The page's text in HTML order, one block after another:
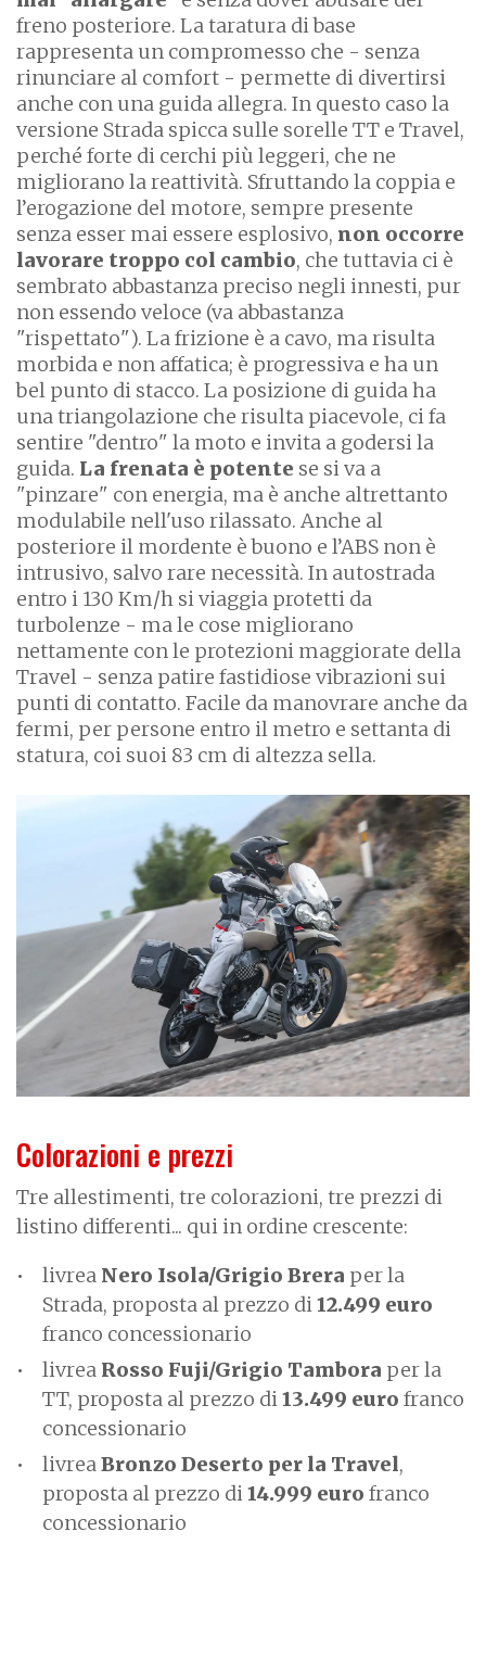
freno posteriore. La taratura di base
rappresenta un compromesso che - senza
rinunciare al comfort - permette di divertirsi
anche con una guida allegra. In questo caso la
versione Strada spicca sulle sorelle TT e Travel,
perché forte di cerchi più leggeri, che ne
migliorano la reattività. Sfruttando la coppia e
l’erogazione del motore, sempre presente
senza esser mai essere esplosivo, non occorre
lavorare troppo col cambio, che tuttavia ci è
sembrato abbastanza preciso negli innesti, pur
non essendo veloce (va abbastanza
"rispettato"). La frizione è a cavo, ma risulta
morbida e non affatica; è progressiva e ha un
bel punto di stacco. La posizione di guida ha
una triangolazione che risulta piacevole, ci fa
sentire "dentro" la moto e invita a godersi la
guida. La frenata è potente se si va a
"pinzare" con energia, ma è anche altrettanto
modulabile nell'uso rilassato. Anche al
posteriore il mordente è buono e l’ABS non è
intrusivo, salvo rare necessità. In autostrada
entro i 130 Km/h si viaggia protetti da
turbolenze - ma le cose migliorano
nettamente con le protezioni maggiorate della
Travel - senza patire fastidiose vibrazioni sui
punti di contatto. Facile da manovrare anche da
fermi, per persone entro il metro e settanta di
statura, coi suoi 83 cm di altezza sella.
Colorazioni e prezzi
Tre allestimenti, tre colorazioni, tre prezzi di
listino differenti... qui in ordine crescente:
livrea Nero Isola/Grigio Brera per la
Strada, proposta al prezzo di12.499 euro
franco concessionario
livrea Rosso Fuji/Grigio Tambora per la
TT, proposta al prezzo di13.499 euro franco
concessionario
livreaBronzo Deserto per la Travel,
proposta al prezzo di14.999 euro franco
concessionario